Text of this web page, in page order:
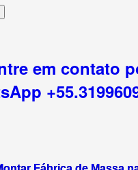
em contato